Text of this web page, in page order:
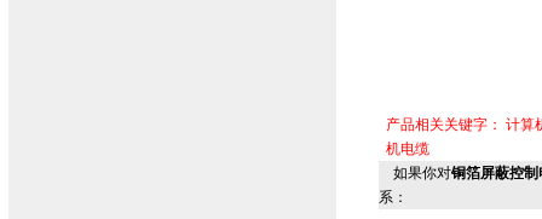
产品相关关键字： 计算
机电缆
如果你对铜箔屏蔽控
系：